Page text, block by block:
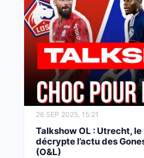
26 SEP 2025, 15:21
Talkshow OL : Utrecht, le
décrypte l’actu des
(O&L)